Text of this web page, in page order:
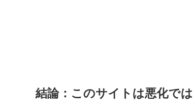
結論：このサイトは悪化で